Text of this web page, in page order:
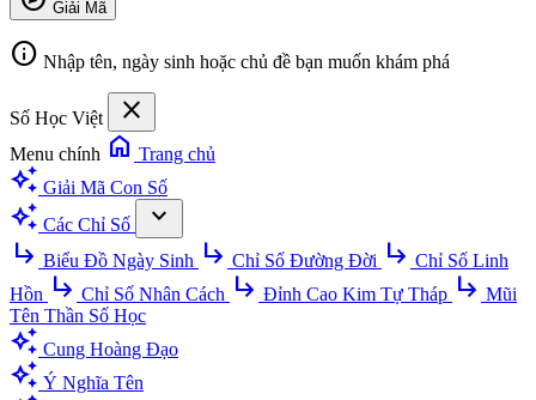
Giải Mã
info Nhập tên, ngày sinh hoặc chủ đề bạn muốn khám phá
Số Học Việt close
Menu chính home Trang chủ
auto_awesome Giải Mã Con Số
auto_awesome Các Chỉ Số
expand_more
subdirectory_arrow_right Biểu Đồ Ngày Sinh subdirectory_arrow_right Chỉ Số Đường Đời subdirectory_arrow_right Chỉ Số Linh
Hồn subdirectory_arrow_right Chỉ Số Nhân Cách subdirectory_arrow_right Đỉnh Cao Kim Tự Tháp subdirectory_arrow_right Mũi
Tên Thần Số Học
auto_awesome Cung Hoàng Đạo
auto_awesome Ý Nghĩa Tên